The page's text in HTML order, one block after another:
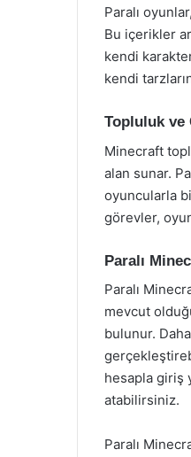
Paralı
Bu içerikler
kendi
kendi
Topluluk ve
Minecraft
alan sunar.
oyuncularla
görevler,
Paralı
Paralı
mevcut
bulunur.
hesapla giriş
atabilirsiniz.
Paralı